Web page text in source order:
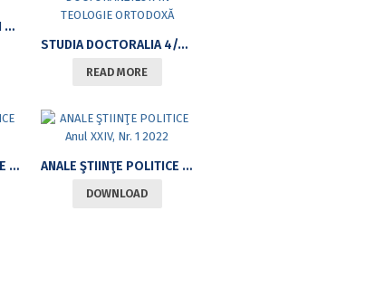
ANALELE UNIVERSITĂŢII BUCUREŞTI LIMBI ŞI LITERATURI STRĂINE 2022 – NR. 2
STUDIA DOCTORALIA 4/2021 COMUNICARILE CONFERINȚEI NAȚIONALE A DOCTORANZILOR ÎN TEOLOGIE ORTODOXĂ
READ MORE
ANALE ŞTIINŢE POLITICE ANUL XXIV, NR. 2 2022 ANALE ŞTIINŢE POLITICE ANUL XXIV, NR. 1 2022
DOWNLOAD